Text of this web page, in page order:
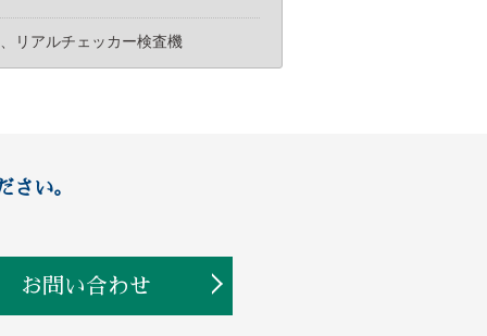
リアルチェッカー検査機
さい。
お問い合わせ